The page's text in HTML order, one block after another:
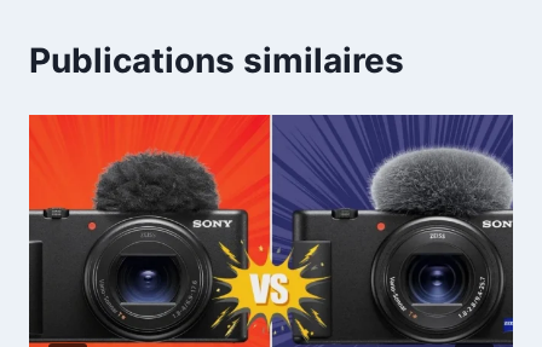
Publications similaires